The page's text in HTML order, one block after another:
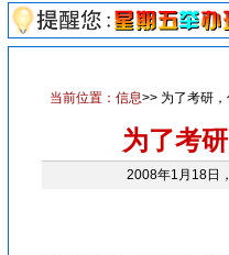
当前位置： 信息>> 为了考研
为了考
2008年1月18日